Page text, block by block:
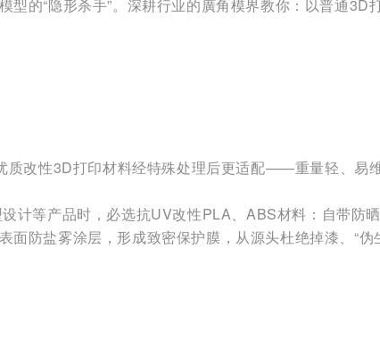
的“隐形杀手”。深耕行业的廣角模界教你：以普通3D
质改性3D打印材料经特殊处理后更适配——重量轻、易
计等产品时，必选抗UV改性PLA、ABS材料：自带防
面防盐雾涂层，形成致密保护膜，从源头杜绝掉漆、“伪